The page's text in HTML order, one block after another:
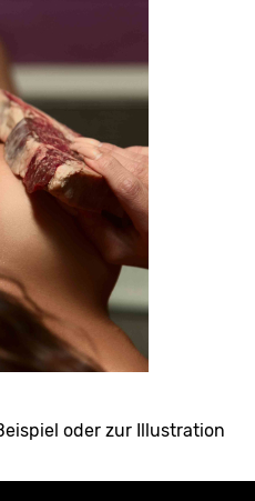
oder zur Illustration